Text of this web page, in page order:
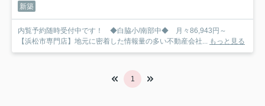
新築
内覧予約随時受付中です！ ◆白脇小/南部中◆ 月々86,943円～
【浜松市専門店】地元に密着した情報量の多い不動産会社... もっと見る
1